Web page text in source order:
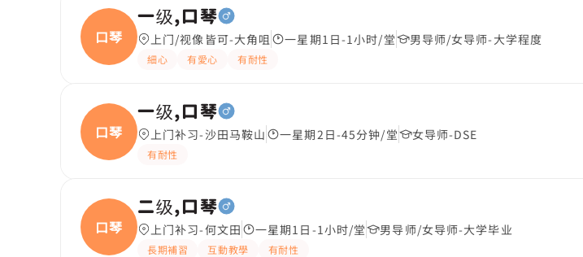
口琴
一级,口琴
上门/视像皆可-大角咀 一星期1日-1小时/堂 男导师/女导师-大学程度
細心 有愛心 有耐性
口琴
一级,口琴
上门补习-沙田马鞍山 一星期2日-45分钟/堂 女导师-DSE
有耐性
口琴
二级,口琴
上门补习-何文田 一星期1日-1小时/堂 男导师/女导师-大学毕业
長期補習 互動教學 有耐性